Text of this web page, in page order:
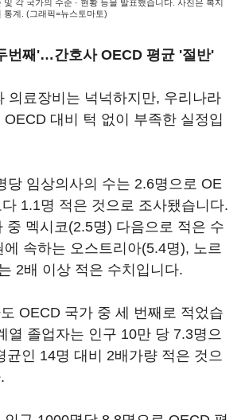
각 국가의 수준 · 현황 등을 발표했습니다. 사진은 복지
통계. (그래픽=뉴스토마토)
번째'…간호사 OECD 평균 '절반'
의료장비는 넉넉하지만, 우리나라
대비 턱 없이 부족한 실정입
당 임상의사의 수는 2.6명으로 OE
1.1명 적은 것으로 조사됐습니다.
중 멕시코(2.5명) 다음으로 적은 수
속하는 오스트리아(5.4명), 노르
2배 이상 적은 수치입니다.
OECD 국가 중 세 번째로 적었습
열 졸업자는 인구 10만 당 7.3명으
균인 14명 대비 2배가량 적은 것으